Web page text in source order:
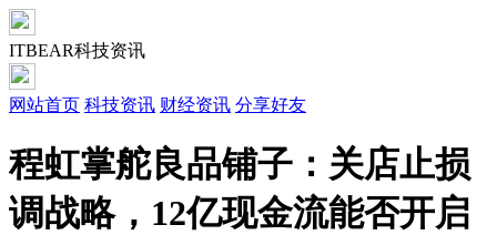
ITBEAR科技资讯
网站首页 科技资讯 财经资讯 分享好友
程虹掌舵良品铺子：关店止损
调战略，12亿现金流能否开启